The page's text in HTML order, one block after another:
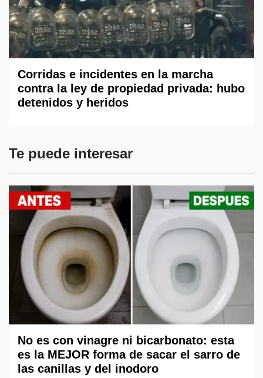
Corridas e incidentes en la marcha
contra la ley de propiedad privada: hubo
detenidos y heridos
Te puede interesar
No es con vinagre ni bicarbonato: esta
es la MEJOR forma de sacar el sarro de
las canillas y del inodoro